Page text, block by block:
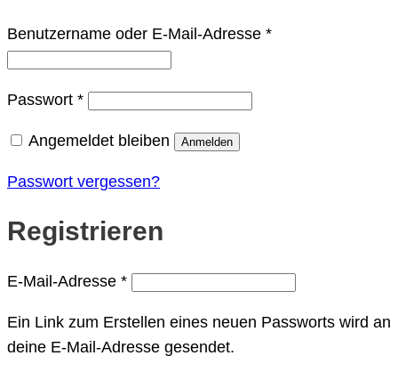
Benutzername oder E-Mail-Adresse *Erforderlich
Passwort *Erforderlich
Angemeldet bleiben Anmelden
Passwort vergessen?
Registrieren
E-Mail-Adresse *Erforderlich
Ein Link zum Erstellen eines neuen Passworts wird an
deine E-Mail-Adresse gesendet.